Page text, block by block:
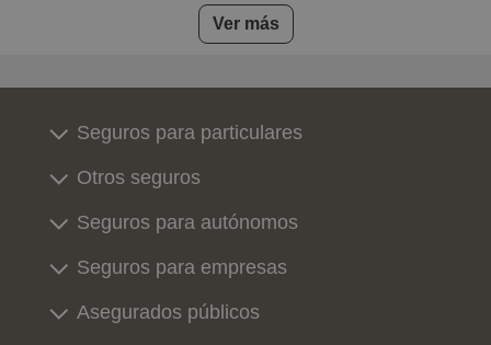
Ver más
frequently asked questions
Seguros para particulares
Otros seguros
Seguros para autónomos
Seguros para empresas
Asegurados públicos